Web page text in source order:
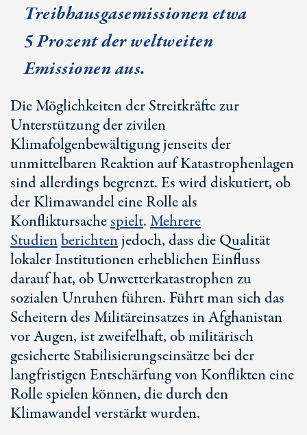
Treibhausgasemissionen etwa
5 Prozent der weltweiten
Emissionen aus.
Die Möglichkeiten der Streitkräfte zur
Unterstützung der zivilen
Klimafolgenbewältigung jenseits der
unmittelbaren Reaktion auf Katastrophenlagen
sind allerdings begrenzt. Es wird diskutiert, ob
der Klimawandel eine Rolle als
Konfliktursachespielt.Mehrere
Studienberichtenjedoch, dass die Qualität
lokaler Institutionen erheblichen Einfluss
darauf hat, ob Unwetterkatastrophen zu
sozialen Unruhen führen. Führt man sich das
Scheitern des Militäreinsatzes in Afghanistan
vor Augen, ist zweifelhaft, ob militärisch
gesicherte Stabilisierungseinsätze bei der
langfristigen Entschärfung von Konflikten eine
Rolle spielen können, die durch den
Klimawandel verstärkt wurden.